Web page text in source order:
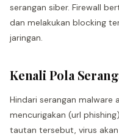
serangan siber. Firewall
dan melakukan blocking
jaringan.
Kenali Pola
Hindari serangan
mencurigakan (url
tautan tersebut, virus